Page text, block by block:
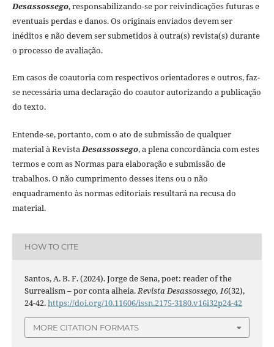
Desassossego, responsabilizando-se por reivindicações futuras e
eventuais perdas e danos. Os originais enviados devem ser
inéditos e não devem ser submetidos à outra(s) revista(s) durante
o processo de avaliação.
Em casos de coautoria com respectivos orientadores e outros, faz-
se necessária uma declaração do coautor autorizando a publicação
do texto.
Entende-se, portanto, com o ato de submissão de qualquer
material à Revista Desassossego, a plena concordância com estes
termos e com as Normas para elaboração e submissão de
trabalhos. O não cumprimento desses itens ou o não
enquadramento às normas editoriais resultará na recusa do
material.
HOW TO CITE
Santos, A. B. F. (2024). Jorge de Sena, poet: reader of the
Surrealism – por conta alheia. Revista Desassossego, 16(32),
24-42.https://doi.org/10.11606/issn.2175-3180.v16i32p24-42
MORE CITATION FORMATS